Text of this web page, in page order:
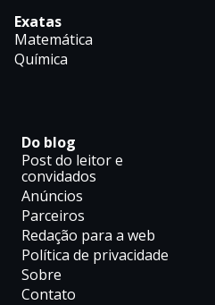
Exatas
Matemática
Química
Do blog
Post do leitor e
convidados
Anúncios
Parceiros
Redação para a web
Política de privacidade
Sobre
Contato